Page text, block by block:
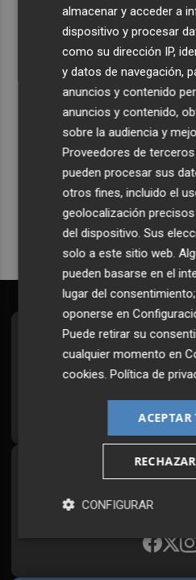
reducen el agua a 27 hm3 en
las reservas
Recibe toda la
Plaza Podcast
Quiero
Suscríbete
Todos los días a
Síguenos
Plaza Podcast,
almacenar y acceder a
dispositivo y procesar
como su dirección IP,
y datos de navegación,
anuncios y contenido
anuncios y contenido,
sobre la audiencia y
Proveedores de
pueden procesar sus
otros fines, incluido el
geolocalización
del dispositivo. Sus
solo a este sitio web.
pueden basarse en el
lugar del
oponerse en
Puede retirar su
cualquier momento en
cookies.Política de
ACEPTAR
CONFIGURAR